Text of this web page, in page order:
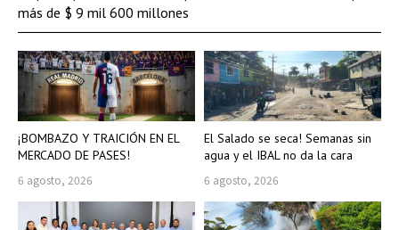
¡BOMBAZO Y TRAICIÓN EN EL
MERCADO DE PASES!
6 agosto, 2026
El Salado se seca! Semanas sin
agua y el IBAL no da la cara
6 agosto, 2026
más de $ 9 mil 600 millones